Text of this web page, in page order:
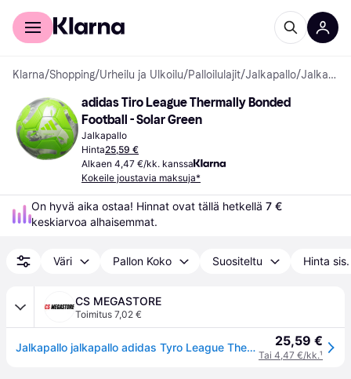
Kuluttajille
Klarna/Shopping/Urheilu ja Ulkoilu/Palloilulajit/Jalkapallo/ Jalkapallot
adidas Tiro League Thermally Bonded
Football - Solar Green
Jalkapallo
Hinta25,59 €
Alkaen 4,47 €/kk. kanssa
Kokeile joustavia maksuja*
On hyvä aika ostaa! Hinnat ovat tällä hetkellä 7 €
keskiarvoa alhaisemmat.
Väri Pallon Koko Suositeltu Hinta
CS MEGASTORE
Toimitus 7,02 €
Jalkapallo jalkapallo adidas Tyro League Thermally Bonded Green-Grey HZ1296 - 5 25,59 €
Tai 4,47 €/kk.¹